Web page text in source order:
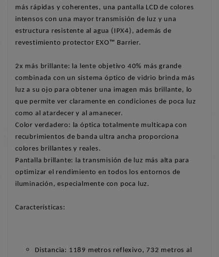
más rápidas y coherentes, una pantalla LCD de colores
intensos con una mayor transmisión de luz y una
estructura resistente al agua (IPX4), además de
revestimiento protector EXO™ Barrier.
2x más brillante: la lente objetivo 40% más grande
combinada con un sistema óptico de vidrio brinda más
luz a su ojo para obtener una imagen más brillante, lo
que permite ver claramente en condiciones de poca luz
como al atardecer y al amanecer.
Color verdadero: la óptica totalmente multicapa con
recubrimientos de banda ultra ancha proporciona
colores brillantes y reales.
Pantalla brillante: la transmisión de luz más alta para
optimizar el rendimiento en todos los entornos de
iluminación, especialmente con poca luz.
Características:
Distancia: 1189 metros reflexivo, 732 metros al